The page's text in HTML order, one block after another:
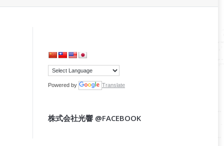
Powered by Translate
株式会社光響 @FACEBOOK